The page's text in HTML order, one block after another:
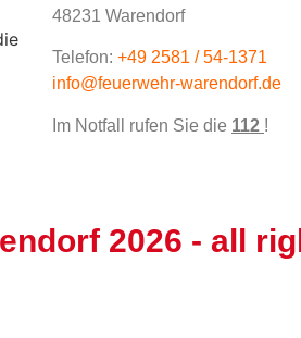
48231 Warendorf
Telefon: +49 2581 / 54-1371
info@feuerwehr-warendorf.de
Im Notfall rufen Sie die 112 !
2026 - all